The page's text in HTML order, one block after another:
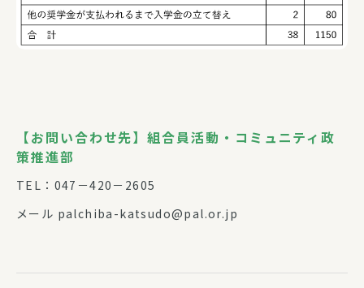
【お問い合わせ先】組合員活動・コミュニティ政
策推進部
TEL：047－420－2605
メール palchiba-katsudo@pal.or.jp